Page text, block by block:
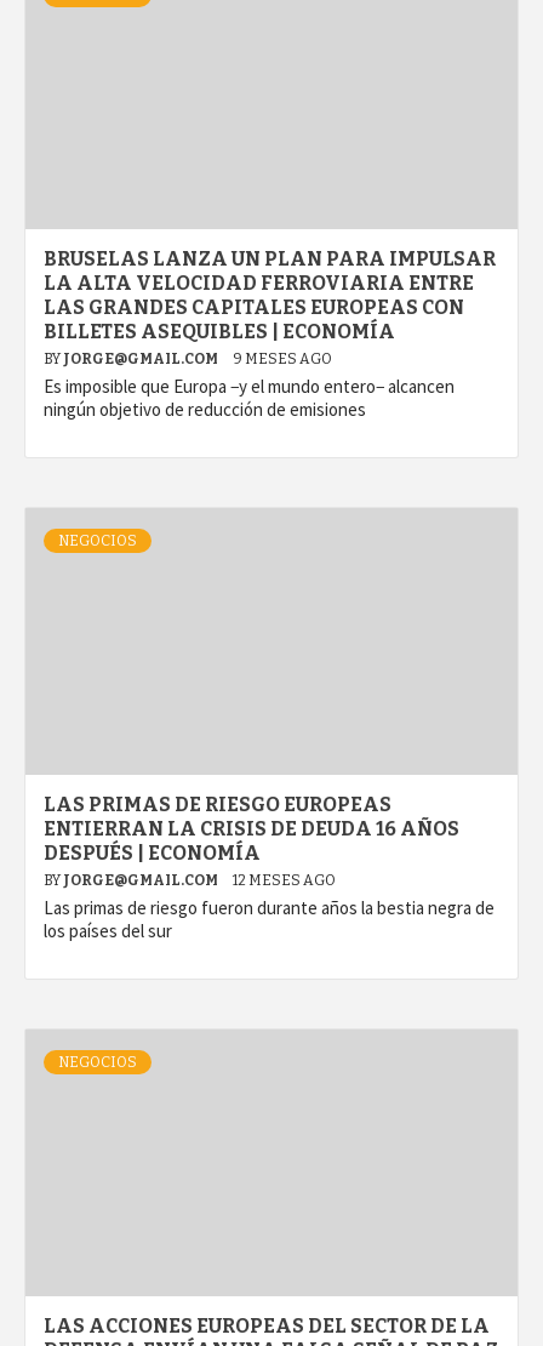
BRUSELAS LANZA UN PLAN PARA IMPULSAR
LA ALTA VELOCIDAD FERROVIARIA ENTRE
LAS GRANDES CAPITALES EUROPEAS CON
BILLETES ASEQUIBLES | ECONOMÍA
BY JORGE@GMAIL.COM 9 MESES AGO
Es imposible que Europa −y el mundo entero− alcancen
ningún objetivo de reducción de emisiones
NEGOCIOS
LAS PRIMAS DE RIESGO EUROPEAS
ENTIERRAN LA CRISIS DE DEUDA 16 AÑOS
DESPUÉS | ECONOMÍA
BY JORGE@GMAIL.COM 12 MESES AGO
Las primas de riesgo fueron durante años la bestia negra de
los países del sur
NEGOCIOS
LAS ACCIONES EUROPEAS DEL SECTOR DE LA